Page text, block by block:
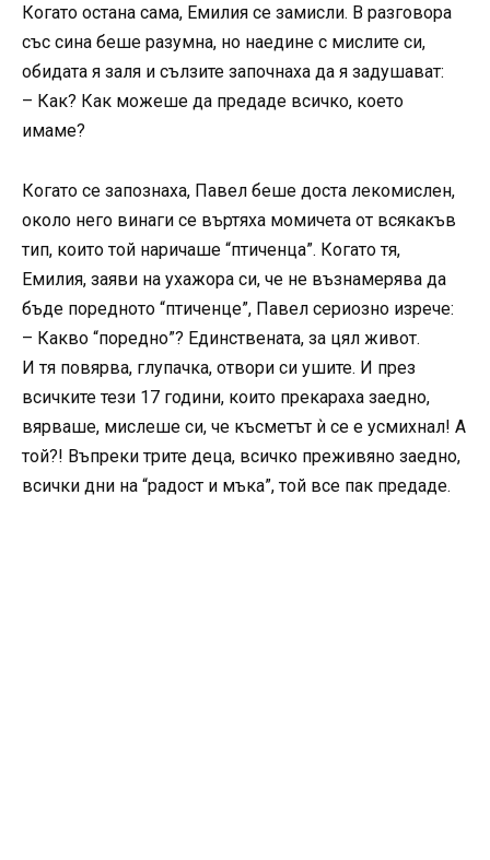
Когато остана сама, Емилия се замисли. В разговора
със сина беше разумна, но наедине с мислите си,
обидата я заля и сълзите започнаха да я задушават:
– Как? Как можеше да предаде всичко, което
имаме?
Когато се запознаха, Павел беше доста лекомислен,
около него винаги се въртяха момичета от всякакъв
тип, които той наричаше “птиченца”. Когато тя,
Емилия, заяви на ухажора си, че не възнамерява да
бъде поредното “птиченце”, Павел сериозно изрече:
– Какво “поредно”? Единствената, за цял живот.
И тя повярва, глупачка, отвори си ушите. И през
всичките тези 17 години, които прекараха заедно,
вярваше, мислеше си, че късметът ѝ се е усмихнал! А
той?! Въпреки трите деца, всичко преживяно заедно,
всички дни на “радост и мъка”, той все пак предаде.